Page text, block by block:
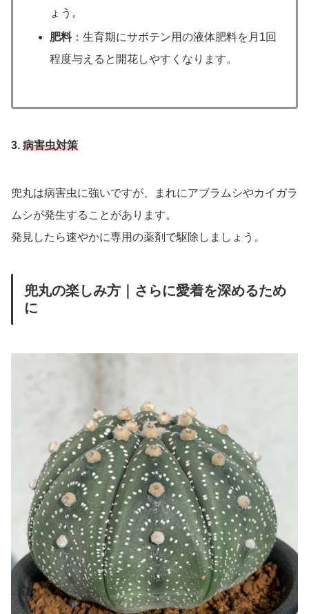
ょう。
肥料：生育期にサボテン用の液体肥料を月1回
程度与えると開花しやすくなります。
3. 病害虫対策
兜丸は病害虫に強いですが、まれにアブラムシやカイガラ
ムシが発生することがあります。
発見したら速やかに専用の薬剤で駆除しましょう。
兜丸の楽しみ方｜さらに愛着を深めるため
に